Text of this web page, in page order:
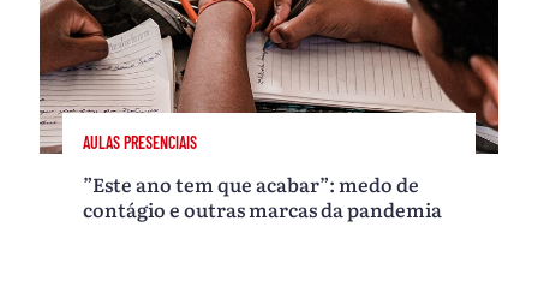
AULAS PRESENCIAIS
”Este ano tem que acabar”: medo de
contágio e outras marcas da pandemia